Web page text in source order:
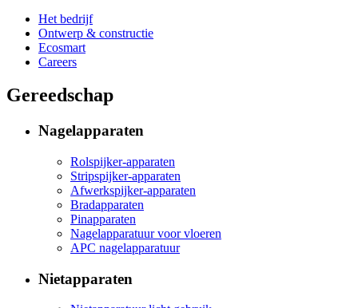
Het bedrijf
Ontwerp & constructie
Ecosmart
Careers
Gereedschap
Nagelapparaten
Rolspijker-apparaten
Stripspijker-apparaten
Afwerkspijker-apparaten
Bradapparaten
Pinapparaten
Nagelapparatuur voor vloeren
APC nagelapparatuur
Nietapparaten